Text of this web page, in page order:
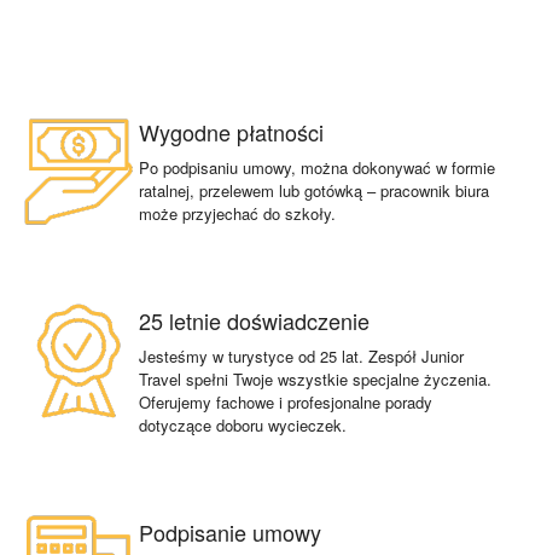
Wygodne płatności
Po podpisaniu umowy, można dokonywać w formie
ratalnej, przelewem lub gotówką – pracownik biura
może przyjechać do szkoły.
25 letnie doświadczenie
Jesteśmy w turystyce od 25 lat. Zespół Junior
Travel spełni Twoje wszystkie specjalne życzenia.
Oferujemy fachowe i profesjonalne porady
dotyczące doboru wycieczek.
Podpisanie umowy